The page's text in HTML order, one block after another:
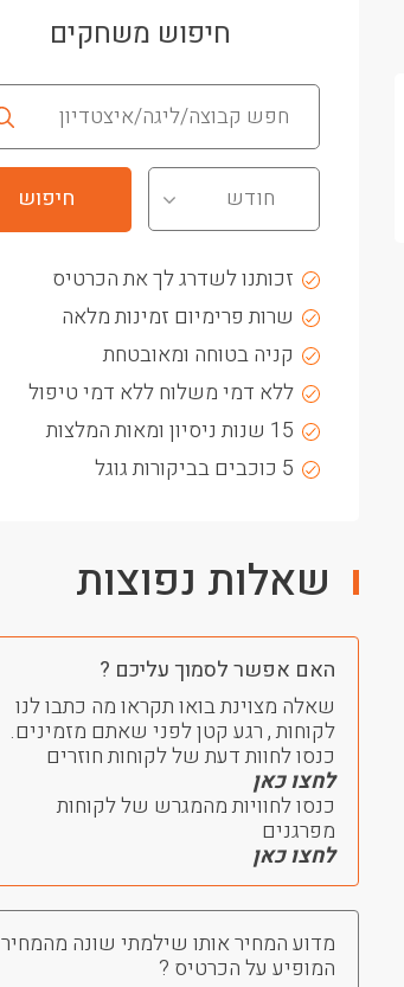
חיפוש משחקים
חודש
זכותנו לשדרג לך את הכרטיס
שרות פרימיום זמינות מלאה
קניה בטוחה ומאובטחת
ללא דמי משלוח ללא דמי טיפול
15 שנות ניסיון ומאות המלצות
5 כוכבים בביקורות גוגל
שאלות נפוצות
האם אפשר לסמוך עליכם ?
שאלה מצוינת בואו תקראו מה כתבו לנו
לקוחות , רגע קטן לפני שאתם מזמינים.
כנסו לחוות דעת של לקוחות חוזרים
לחצו כאן
כנסו לחוויות מהמגרש של לקוחות
מפרגנים
לחצו כאן
מדוע המחיר אותו שילמתי שונה מהמחיר
המופיע על הכרטיס ?